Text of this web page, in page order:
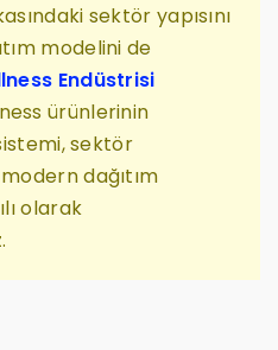
sektör yapısını
modelini de
Endüstrisi
ürünlerinin
sektör
dağıtım
olarak